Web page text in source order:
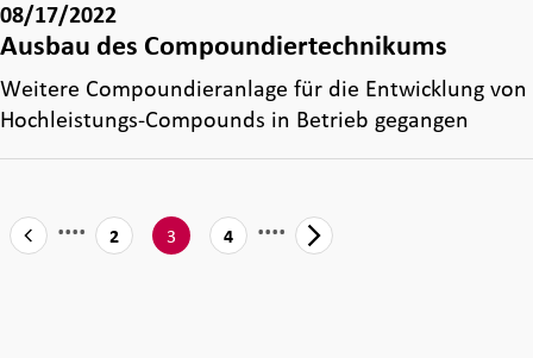
08/17/2022
Ausbau des Compoundiertechnikums
Weitere Compoundieranlage für die Entwicklung von
Hochleistungs-Compounds in Betrieb gegangen
.... 2 3 4 ....